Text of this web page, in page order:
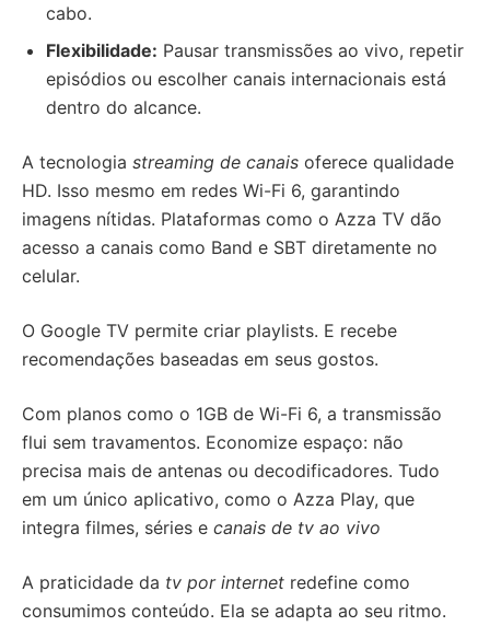
cabo.
Flexibilidade: Pausar transmissões ao vivo, repetir
episódios ou escolher canais internacionais está
dentro do alcance.
A tecnologia streaming de canais oferece qualidade
HD. Isso mesmo em redes Wi-Fi 6, garantindo
imagens nítidas. Plataformas como o Azza TV dão
acesso a canais como Band e SBT diretamente no
celular.
O Google TV permite criar playlists. E recebe
recomendações baseadas em seus gostos.
Com planos como o 1GB de Wi-Fi 6, a transmissão
flui sem travamentos. Economize espaço: não
precisa mais de antenas ou decodificadores. Tudo
em um único aplicativo, como o Azza Play, que
integra filmes, séries e canais de tv ao vivo
A praticidade da tv por internet redefine como
consumimos conteúdo. Ela se adapta ao seu ritmo.